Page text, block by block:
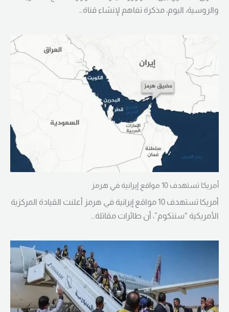
والروسية، اليوم، مذكرة تفاهم لإنشاء قناة…
أمريكا تستهدف 10 مواقع إيرانية في هرمز
أمريكا تستهدف 10 مواقع إيرانية في هرمز أعلنت القيادة المركزية
الأمريكية “سنتكوم”، أن طائرات مقاتلة…